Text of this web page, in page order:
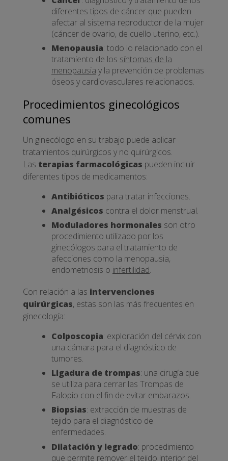
diferentes tipos de cáncer que pueden
afectar al sistema reproductor de la mujer
(cáncer de ovario, de cuello uterino, etc.).
Menopausia: todo lo relacionado con el
tratamiento de los síntomas de la
menopausia y la prevención de problemas
óseos y cardiovasculares relacionados.
Procedimientos ginecológicos
comunes
Un ginecólogo en su trabajo puede aplicar
tratamientos quirúrgicos y no quirúrgicos.
Las terapias farmacológicas pueden incluir
diferentes tipos de medicamentos:
Antibióticos para tratar infecciones.
Analgésicos contra el dolor menstrual.
Moduladores hormonales son otro
procedimiento utilizado por los
ginecólogos para el tratamiento de
afecciones como la menopausia,
endometriosis o infertilidad.
Con relación a las intervenciones
quirúrgicas, estas son las más frecuentes en
ginecología:
Colposcopia: exploración del cérvix con
una cámara para el diagnóstico de
tumores.
Ligadura de trompas: una cirugía que
se utiliza para cerrar las Trompas de
Falopio con el fin de evitar embarazos.
Biopsias: extracción de muestras de
tejido para el diagnóstico de
enfermedades.
Dilatación y legrado: procedimiento
que permite remover el tejido interior del